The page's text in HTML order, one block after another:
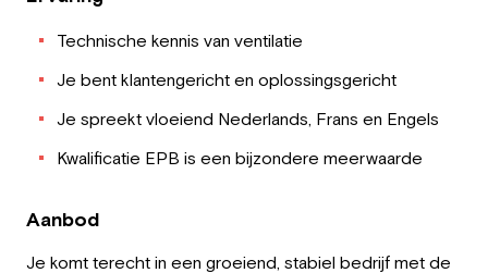
Technische kennis van ventilatie
Je bent klantengericht en oplossingsgericht
Je spreekt vloeiend Nederlands, Frans en Engels
Kwalificatie EPB is een bijzondere meerwaarde
Aanbod
Je komt terecht in een groeiend, stabiel bedrijf met de